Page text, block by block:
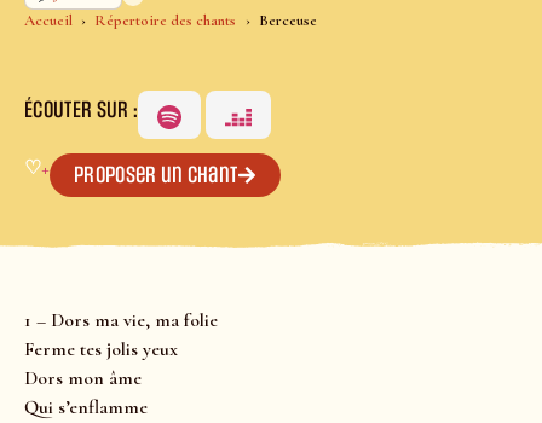
Accueil Répertoire des chants Berceuse
ÉCOUTER SUR :
♡+ Proposer un chant
1 – Dors ma vie, ma folie
Ferme tes jolis yeux
Dors mon âme
Qui s’enflamme